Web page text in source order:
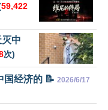
59,422
中
次)
国经济的 📝 2026/6/17